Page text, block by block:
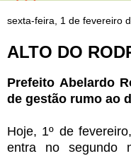
sexta-feira, 1 de fevereiro
ALTO DO
Prefeito Abelardo
de gestão rumo ao
Hoje, 1º de
entra no segundo